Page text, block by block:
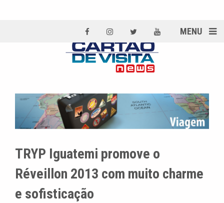
MENU
TRYP Iguatemi promove o
Réveillon 2013 com muito charme
e sofisticação